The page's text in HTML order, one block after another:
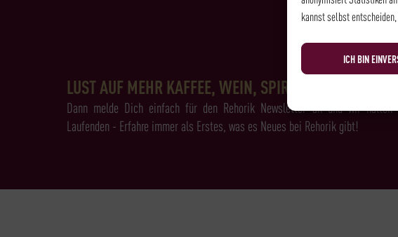
kannst selbst
ICH BIN
LUST AUF MEHR KAFFEE, WEIN, SPIRITS & FEINKOST?
Dann melde Dich einfach für den Rehorik Newsletter an und wir
Laufenden - Erfahre immer als Erstes, was es Neues bei Rehorik gibt!